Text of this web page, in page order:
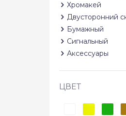
Хромакей
Двусторонний
Бумажный
Сигнальный
Аксессуары
ЦВЕТ